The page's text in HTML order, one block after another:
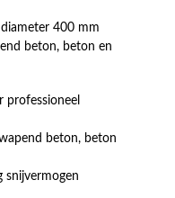
400 mm
beton, beton en
professioneel
beton, beton
snijvermogen